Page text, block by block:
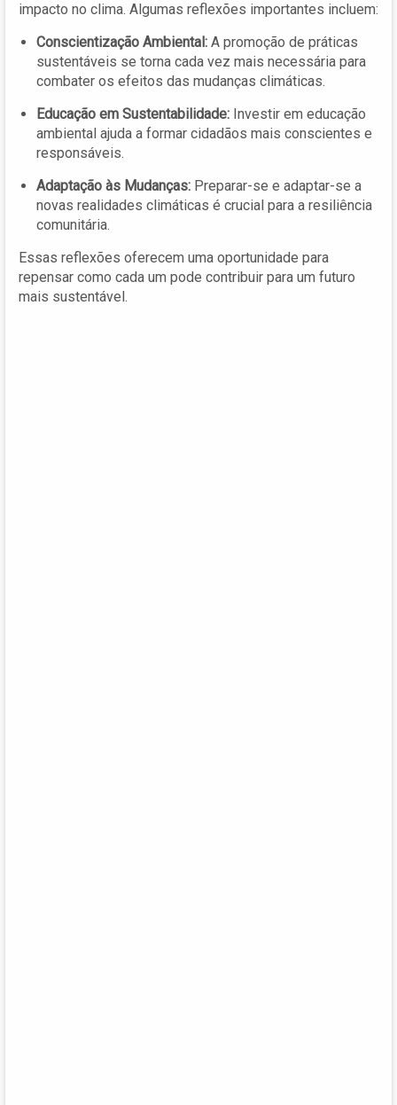
impacto no clima. Algumas reflexões importantes incluem:
Conscientização Ambiental: A promoção de práticas
sustentáveis se torna cada vez mais necessária para
combater os efeitos das mudanças climáticas.
Educação em Sustentabilidade: Investir em educação
ambiental ajuda a formar cidadãos mais conscientes e
responsáveis.
Adaptação às Mudanças: Preparar-se e adaptar-se a
novas realidades climáticas é crucial para a resiliência
comunitária.
Essas reflexões oferecem uma oportunidade para
repensar como cada um pode contribuir para um futuro
mais sustentável.